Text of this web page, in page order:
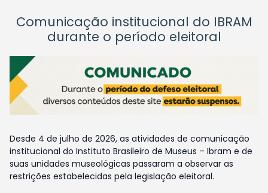
Comunicação institucional do IBRAM
durante o período eleitoral
Desde 4 de julho de 2026, as atividades de comunicação
institucional do Instituto Brasileiro de Museus – Ibram e de
suas unidades museológicas passaram a observar as
restrições estabelecidas pela legislação eleitoral.